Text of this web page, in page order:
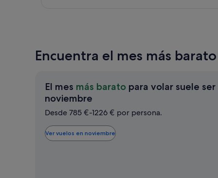
Encuentra el mes más
El mes más barato para volar suele ser
noviembre
mes
barato
para
Desde 785 €-1226 € por persona.
Ver vuelos en noviembre